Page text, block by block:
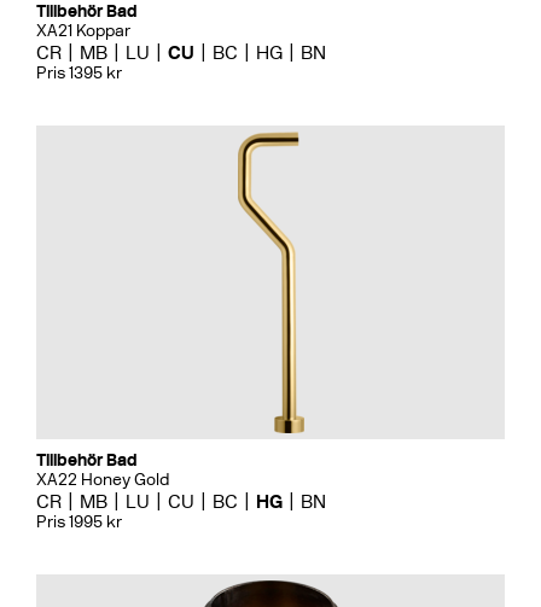
Tillbehör Bad
XA21 Koppar
CR MB LU CU BC HG BN
Pris 1395 kr
Tillbehör Bad
XA22 Honey Gold
CR MB LU CU BC HG BN
Pris 1995 kr